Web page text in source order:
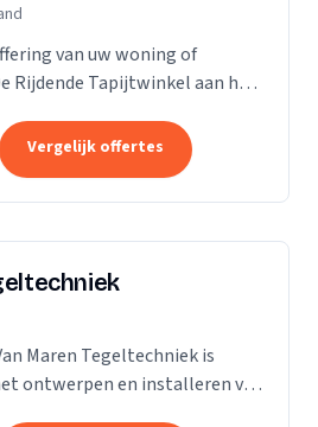
van uw woning of
Rijdende Tapijtwinkel aan het
'up to date' collectie...
Vergelijk offertes
Maren Tegeltechniek is
ontwerpen en installeren van